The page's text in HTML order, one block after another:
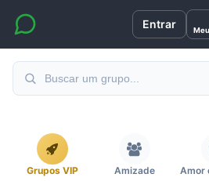
Entrar
Grupos VIP Amizade